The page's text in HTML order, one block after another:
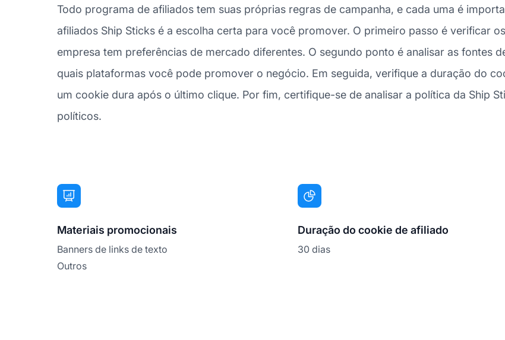
Todo programa de afiliados tem suas próprias regras de campanha, e cada uma é
afiliados Ship Sticks é a escolha certa para você promover. O primeiro passo é verificar
empresa tem preferências de mercado diferentes. O segundo ponto é analisar as fontes
quais plataformas você pode promover o negócio. Em seguida, verifique a duração do
um cookie dura após o último clique. Por fim, certifique-se de analisar a política da Ship
políticos.
Materiais promocionais
Banners de links de texto
Outros
Duração do cookie de afiliado
30 dias